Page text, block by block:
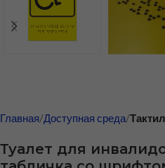
Главная Доступная среда
Туалет для